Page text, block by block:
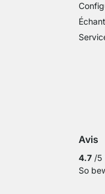
Paiement avec
Avis
4.7 /5
So